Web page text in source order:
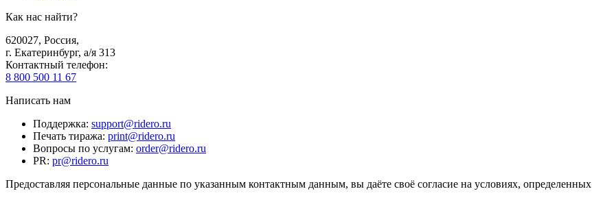
Как нас найти?
620027, Россия,
г. Екатеринбург, а/я 313
Контактный телефон:
8 800 500 11 67
Написать нам
Поддержка: support@ridero.ru
Печать тиража: print@ridero.ru
Вопросы по услугам: order@ridero.ru
PR: pr@ridero.ru
Предоставляя персональные данные по указанным контактным данным, вы даёте своё согласие на условиях, определенных